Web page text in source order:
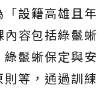
設籍高雄且年
容包括綠鬣蜥
鬣蜥保定與安
等，通過訓練